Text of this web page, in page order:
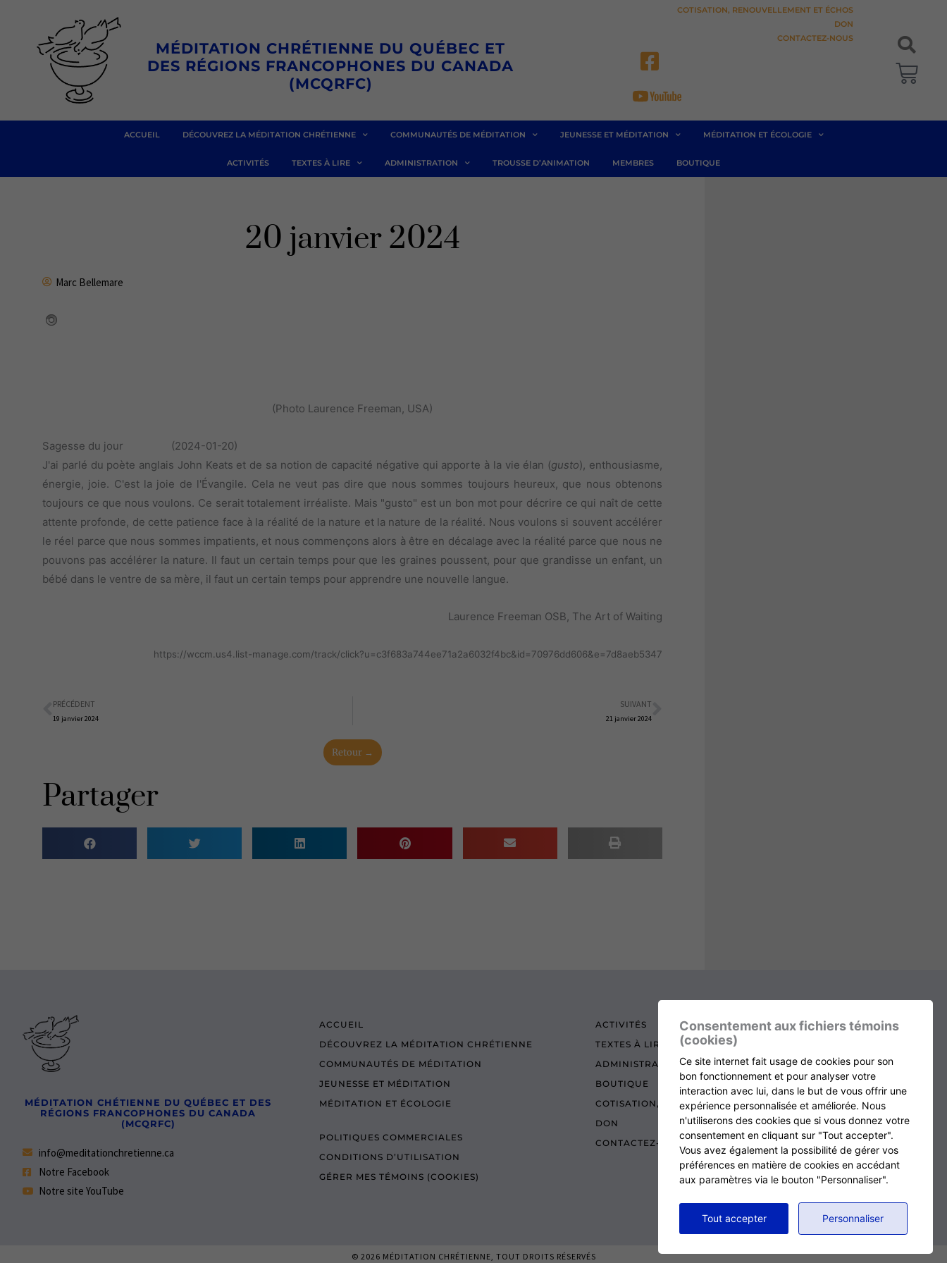
contenu
MÉDITATION CHRÉTIENNE DU QUÉBEC ET
DES RÉGIONS FRANCOPHONES DU CANADA
(MCQRFC)
COTISATION, RENOUVELLEMENT ET ÉCHOS
DON
CONTACTEZ-NOUS
ACCUEIL DÉCOUVREZ LA MÉDITATION CHRÉTIENNE COMMUNAUTÉS DE MÉDITATION JEUNESSE ET MÉDITATION MÉDITATION ET ÉCOLOGIE
ACTIVITÉS TEXTES À LIRE ADMINISTRATION TROUSSE D’ANIMATION MEMBRES BOUTIQUE
20 janvier 2024
Marc Bellemare
(Photo Laurence Freeman, USA)
Sagesse du jour (2024-01-20)
J'ai parlé du poète anglais John Keats et de sa notion de capacité négative qui apporte à la vie élan (gusto), enthousiasme,
énergie, joie. C'est la joie de l'Évangile. Cela ne veut pas dire que nous sommes toujours heureux, que nous obtenons
toujours ce que nous voulons. Ce serait totalement irréaliste. Mais "gusto" est un bon mot pour décrire ce qui naît de cette
attente profonde, de cette patience face à la réalité de la nature et la nature de la réalité. Nous voulons si souvent accélérer
le réel parce que nous sommes impatients, et nous commençons alors à être en décalage avec la réalité parce que nous ne
pouvons pas accélérer la nature. Il faut un certain temps pour que les graines poussent, pour que grandisse un enfant, un
bébé dans le ventre de sa mère, il faut un certain temps pour apprendre une nouvelle langue.
Laurence Freeman OSB, The Art of Waiting
https://wccm.us4.list-manage.com/track/click?u=c3f683a744ee71a2a6032f4bc&id=70976dd606&e=7d8aeb5347
Précédent
PRÉCÉDENT
19 janvier 2024
SUIVANT
21 janvier 2024Suivant
Retour →
Partager
MÉDITATION CHÉTIENNE DU QUÉBEC ET DES
RÉGIONS FRANCOPHONES DU CANADA
(MCQRFC)
info@meditationchretienne.ca
Notre Facebook
Notre site YouTube
ACCUEIL
DÉCOUVREZ LA MÉDITATION CHRÉTIENNE
COMMUNAUTÉS DE MÉDITATION
JEUNESSE ET MÉDITATION
MÉDITATION ET ÉCOLOGIE
POLITIQUES COMMERCIALES
CONDITIONS D’UTILISATION
GÉRER MES TÉMOINS (COOKIES)
ACTIVITÉS
TEXTES À LIRE
ADMINISTRATION
BOUTIQUE
COTISATION, RENOUVELLEMENT ET ÉCHOS
DON
CONTACTEZ-NOUS
RETOUR AU HAUT DE LA PAGE
© 2026 MÉDITATION CHRÉTIENNE, TOUT DROITS RÉSERVÉS
Consentement aux fichiers témoins
(cookies)
Ce site internet fait usage de cookies pour son
bon fonctionnement et pour analyser votre
interaction avec lui, dans le but de vous offrir une
expérience personnalisée et améliorée. Nous
n'utiliserons des cookies que si vous donnez votre
consentement en cliquant sur "Tout accepter".
Vous avez également la possibilité de gérer vos
préférences en matière de cookies en accédant
aux paramètres via le bouton "Personnaliser".
Tout accepter Personnaliser